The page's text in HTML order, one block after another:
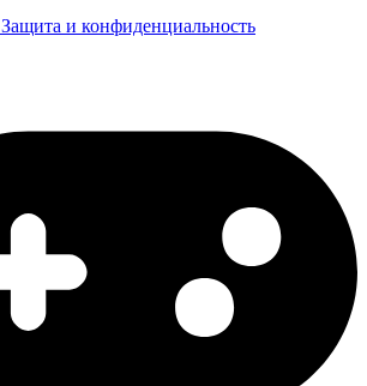
Защита и конфиденциальность